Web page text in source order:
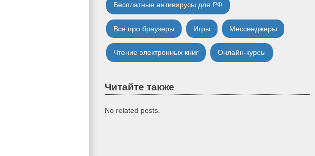
Бесплатные антивирусы для РФ
Все про браузеры Игры Мессенджеры
Чтение электронных книг Онлайн-курсы
Читайте также
No related posts.